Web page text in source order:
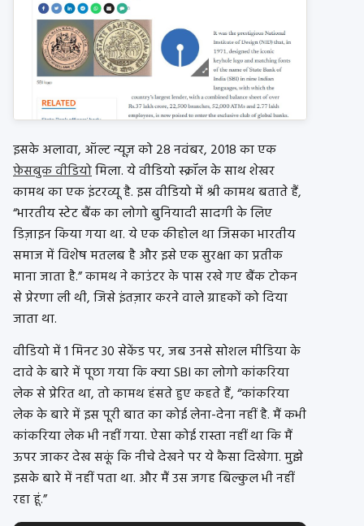
इसके अलावा, ऑल्ट न्यूज़ को 28 नवंबर, 2018 का एक
फ़ेसबुक वीडियोमिला. ये वीडियो स्क्रॉल के साथ शेखर
कामथ का एक इंटरव्यू है. इस वीडियो में श्री कामथ बताते हैं,
“भारतीय स्टेट बैंक का लोगो बुनियादी सादगी के लिए
डिज़ाइन किया गया था. ये एक कीहोल था जिसका भारतीय
समाज में विशेष मतलब है और इसे एक सुरक्षा का प्रतीक
माना जाता है.” कामथ ने काउंटर के पास रखे गए बैंक टोकन
से प्रेरणा ली थी, जिसे इंतज़ार करने वाले ग्राहकों को दिया
जाता था.
वीडियो में 1 मिनट 30 सेकेंड पर, जब उनसे सोशल मीडिया के
दावे के बारे में पूछा गया कि क्या SBI का लोगो कांकरिया
लेक से प्रेरित था, तो कामथ हंसते हुए कहते हैं, “कांकरिया
लेक के बारे में इस पूरी बात का कोई लेना-देना नहीं है. मैं कभी
कांकरिया लेक भी नहीं गया. ऐसा कोई रास्ता नहीं था कि मैं
ऊपर जाकर देख सकूं कि नीचे देखने पर ये कैसा दिखेगा. मुझे
इसके बारे में नहीं पता था. और मैं उस जगह बिल्कुल भी नहीं
रहा हूं.”